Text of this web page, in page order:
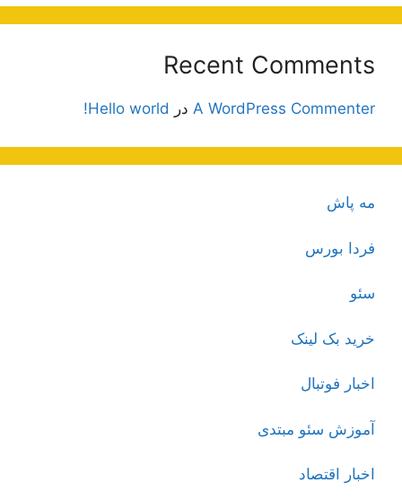
Recent Comments
A WordPress Commenter در Hello world!
مه پاش
فردا بورس
سئو
خرید بک لینک
اخبار فوتبال
آموزش سئو مبتدی
اخبار اقتصاد